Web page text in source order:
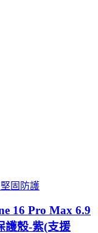
固防護
16 Pro Max 6.9
護殼-紫(支援